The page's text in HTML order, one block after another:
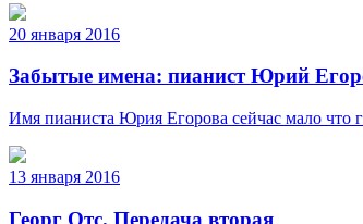
20 января 2016
Забытые имена: пианист Юрий
Имя пианиста Юрия Егорова сейчас мало что
13 января 2016
Георг Отс. Передача вторая